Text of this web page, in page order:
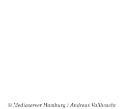
© Mediaserver Hamburg / Andreas Vallbracht